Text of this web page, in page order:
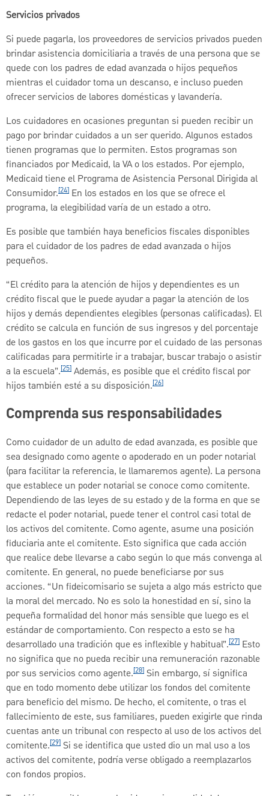
Servicios privados
Si puede pagarla, los proveedores de servicios privados pueden
brindar asistencia domiciliaria a través de una persona que se
quede con los padres de edad avanzada o hijos pequeños
mientras el cuidador toma un descanso, e incluso pueden
ofrecer servicios de labores domésticas y lavandería.
Los cuidadores en ocasiones preguntan si pueden recibir un
pago por brindar cuidados a un ser querido. Algunos estados
tienen programas que lo permiten. Estos programas son
financiados por Medicaid, la VA o los estados. Por ejemplo,
Medicaid tiene el Programa de Asistencia Personal Dirigida al
Consumidor.[24] En los estados en los que se ofrece el
programa, la elegibilidad varía de un estado a otro.
Es posible que también haya beneficios fiscales disponibles
para el cuidador de los padres de edad avanzada o hijos
pequeños.
“El crédito para la atención de hijos y dependientes es un
crédito fiscal que le puede ayudar a pagar la atención de los
hijos y demás dependientes elegibles (personas calificadas). El
crédito se calcula en función de sus ingresos y del porcentaje
de los gastos en los que incurre por el cuidado de las personas
calificadas para permitirle ir a trabajar, buscar trabajo o asistir
a la escuela”.[25] Además, es posible que el crédito fiscal por
hijos también esté a su disposición.[26]
Comprenda sus responsabilidades
Como cuidador de un adulto de edad avanzada, es posible que
sea designado como agente o apoderado en un poder notarial
(para facilitar la referencia, le llamaremos agente). La persona
que establece un poder notarial se conoce como comitente.
Dependiendo de las leyes de su estado y de la forma en que se
redacte el poder notarial, puede tener el control casi total de
los activos del comitente. Como agente, asume una posición
fiduciaria ante el comitente. Esto significa que cada acción
que realice debe llevarse a cabo según lo que más convenga al
comitente. En general, no puede beneficiarse por sus
acciones. “Un fideicomisario se sujeta a algo más estricto que
la moral del mercado. No es solo la honestidad en sí, sino la
pequeña formalidad del honor más sensible que luego es el
estándar de comportamiento. Con respecto a esto se ha
desarrollado una tradición que es inflexible y habitual”.[27] Esto
no significa que no pueda recibir una remuneración razonable
por sus servicios como agente.[28] Sin embargo, sí significa
que en todo momento debe utilizar los fondos del comitente
para beneficio del mismo. De hecho, el comitente, o tras el
fallecimiento de este, sus familiares, pueden exigirle que rinda
cuentas ante un tribunal con respecto al uso de los activos del
comitente.[29] Si se identifica que usted dio un mal uso a los
activos del comitente, podría verse obligado a reemplazarlos
con fondos propios.